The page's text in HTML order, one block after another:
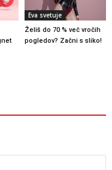
Eva svetuje
Želiš do 70 % več vročih
pogledov? Začni s sliko!